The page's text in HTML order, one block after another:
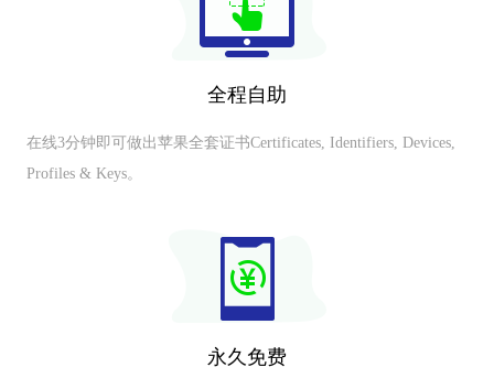
全程自助
在线3分钟即可做出苹果全套证书Certificates, Identifiers, Devices,
Profiles & Keys。
永久免费